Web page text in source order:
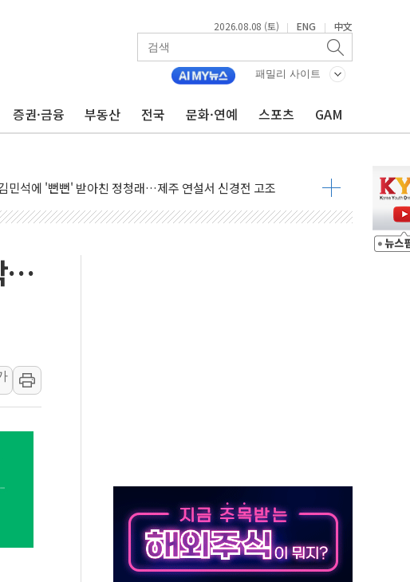
2026.08.08 (토) | ENG | 中文
패밀리 사이트
증권·금융 부동산 전국 문화·연예 스포츠 GAM
구전략 만지작…공습 한계·탄약 부족 현실화
척 시간당 최대 50㎜ 폭우…강원 동해안 강한 비 어어져
주택가서 흉기 난동…60대 남성 2명 숨져
때문에 손해 보는 일 없게"…'결혼 페널티' 22개 과제 손본다
툼 중 어머니 흉기 살해 10대 아들 체포
민석에 '뻔뻔' 받아친 정청래…제주 연설서 신경전 고조
해상 풍랑주의보…10일까지 최대 3.5m 높은 물결
계곡서 수위 상승으로 피서객 7명 고립…전원 구조
일 '별똥별 멍' 운영…페르세우스 유성우 관측
동해안 시간당 50mm 이상 폭우…호우경보 발효
…